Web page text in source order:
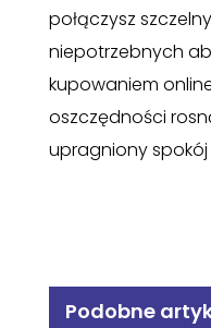
połączysz
niepotrzebnych
kupowaniem
oszczędności
upragniony
Podobne